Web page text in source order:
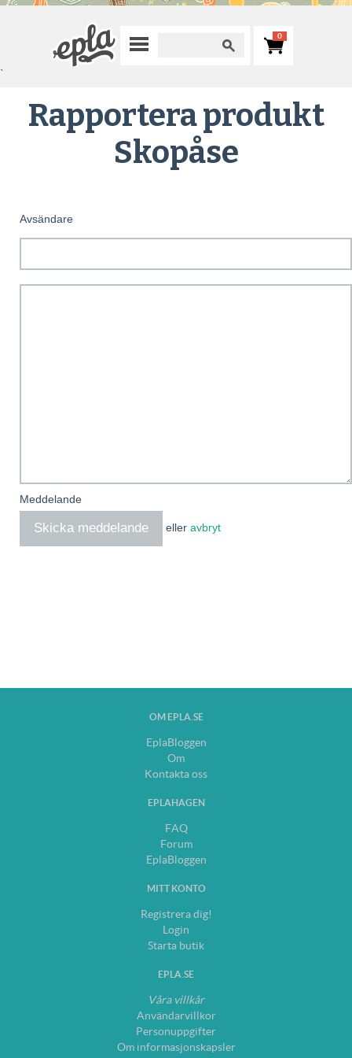
0
`
Rapportera produkt
Skopåse
Avsändare
Meddelande
eller avbryt
OM EPLA.SE
EplaBloggen
Om
Kontakta oss
EPLAHAGEN
FAQ
Forum
EplaBloggen
MITT KONTO
Registrera dig!
Login
Starta butik
EPLA.SE
Våra villkår
Användarvillkor
Personuppgifter
Om informasjonskapsler